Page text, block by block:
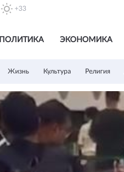
+33
ПОЛИТИКА ЭКОНОМИКА
Жизнь Культура Религия